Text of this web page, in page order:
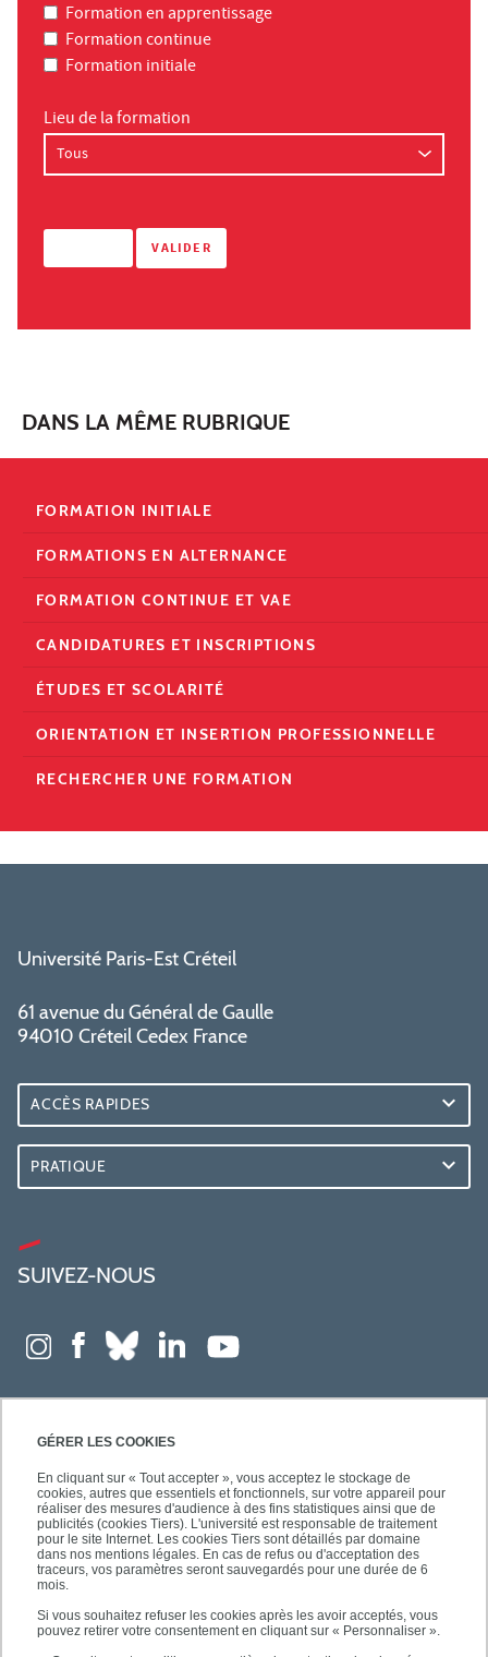
GÉRER LES COOKIES
En cliquant sur « Tout accepter », vous acceptez le stockage de
cookies, autres que essentiels et fonctionnels, sur votre appareil pour
réaliser des mesures d'audience à des fins statistiques ainsi que de
publicités (cookies Tiers). L'université est responsable de traitement
pour le site Internet. Les cookies Tiers sont détaillés par domaine
dans nos mentions légales. En cas de refus ou d'acceptation des
traceurs, vos paramètres seront sauvegardés pour une durée de 6
mois.
Si vous souhaitez refuser les cookies après les avoir acceptés, vous
pouvez retirer votre consentement en cliquant sur « Personnaliser ».
Formation en apprentissage
Formation continue
Formation initiale
Lieu de la formation
DANS LA MÊME RUBRIQUE
FORMATION INITIALE
FORMATIONS EN ALTERNANCE
FORMATION CONTINUE ET VAE
CANDIDATURES ET INSCRIPTIONS
ÉTUDES ET SCOLARITÉ
ORIENTATION ET INSERTION PROFESSIONNELLE
RECHERCHER UNE FORMATION
Université Paris-Est Créteil
61 avenue du Général de Gaulle
94010 Créteil Cedex France
ACCÈS RAPIDES
PRATIQUE
SUIVEZ-NOUS